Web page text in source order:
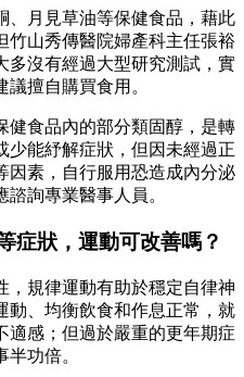
、月見草油等保健食品，藉此
竹山秀傳醫院婦產科主任張裕
多沒有經過大型研究測試，實
擅自購買食用。
健食品內的部分類固醇，是轉
少能紓解症狀，但因未經過正
因素，自行服用恐造成內分泌
詢專業醫事人員。
症狀，運動可改善嗎？
，規律運動有助於穩定自律神
動、均衡飲食和作息正常，就
適感；但過於嚴重的更年期症
功倍。